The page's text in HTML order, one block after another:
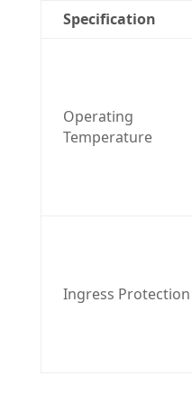
Specification
Operating
Temperature
Ingress Protection